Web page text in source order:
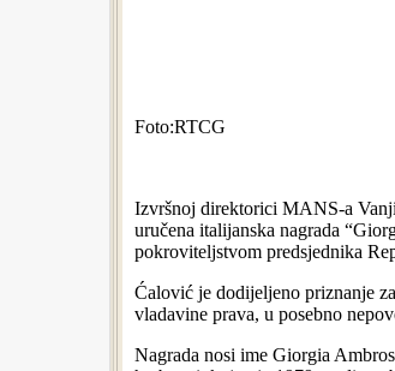
Foto:RTCG
Izvršnoj direktorici MANS-a
uručena italijanska nagrada
pokroviteljstvom predsjednika
Ćalović je dodijeljeno priznanje
vladavine prava, u posebno
Nagrada nosi ime Giorgia